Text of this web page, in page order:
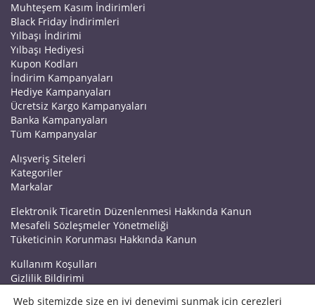
Muhteşem Kasım İndirimleri
Black Friday İndirimleri
Yılbaşı İndirimi
Yılbaşı Hediyesi
Kupon Kodları
İndirim Kampanyaları
Hediye Kampanyaları
Ücretsiz Kargo Kampanyaları
Banka Kampanyaları
Tüm Kampanyalar
Alışveriş Siteleri
Kategoriler
Markalar
Elektronik Ticaretin Düzenlenmesi Hakkında Kanun
Mesafeli Sözleşmeler Yönetmeliği
Tüketicinin Korunması Hakkında Kanun
Kullanım Koşulları
Gizlilik Bildirimi
Web sitemizde size en iyi deneyimi sunmak için çerezleri